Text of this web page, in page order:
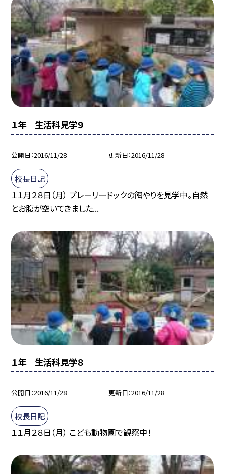
１年 生活科見学９
公開日 2016/11/28 更新日 2016/11/28
校長日記
１１月２８日（月） プレーリードックの餌やりを見学中。自然
とお腹が空いてきました...
１年 生活科見学８
公開日 2016/11/28 更新日 2016/11/28
校長日記
１１月２８日（月） こども動物園で観察中！